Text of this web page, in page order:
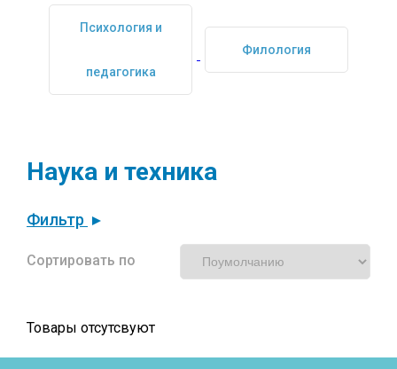
Психология и
педагогика
Филология
Наука и техника
Фильтр
Сортировать по
Товары отсутсвуют